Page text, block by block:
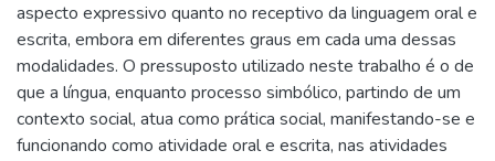
aspecto expressivo quanto no receptivo da linguagem oral e
escrita, embora em diferentes graus em cada uma dessas
modalidades. O pressuposto utilizado neste trabalho é o de
que a língua, enquanto processo simbólico, partindo de um
contexto social, atua como prática social, manifestando-se e
funcionando como atividade oral e escrita, nas atividades